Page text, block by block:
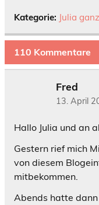
Kategorie: Julia
110 Kommentare
Fred
13. April
Hallo Julia und an
Gestern rief mich
von diesem
mitbekommen.
Abends hatte